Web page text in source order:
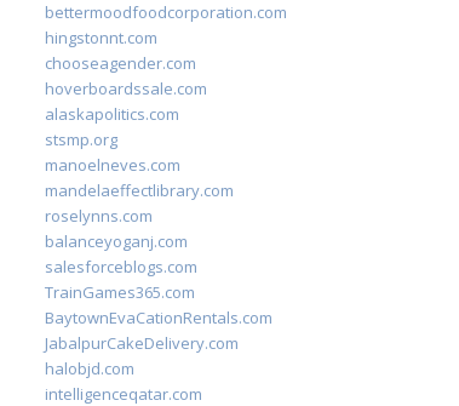
bettermoodfoodcorporation.com
hingstonnt.com
chooseagender.com
hoverboardssale.com
alaskapolitics.com
stsmp.org
manoelneves.com
mandelaeffectlibrary.com
roselynns.com
balanceyoganj.com
salesforceblogs.com
TrainGames365.com
BaytownEvaCationRentals.com
JabalpurCakeDelivery.com
halobjd.com
intelligenceqatar.com